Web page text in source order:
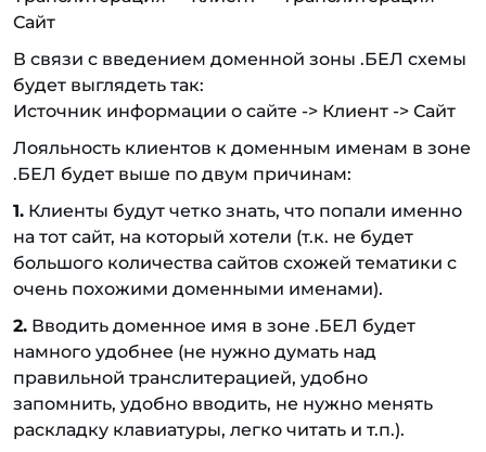
Сайт
В связи с введением доменной зоны .БЕЛ схемы
будет выглядеть так:
Источник информации о сайте -> Клиент -> Сайт
Лояльность клиентов к доменным именам в зоне
.БЕЛ будет выше по двум причинам:
1. Клиенты будут четко знать, что попали именно
на тот сайт, на который хотели (т.к. не будет
большого количества сайтов схожей тематики с
очень похожими доменными именами).
2. Вводить доменное имя в зоне .БЕЛ будет
намного удобнее (не нужно думать над
правильной транслитерацией, удобно
запомнить, удобно вводить, не нужно менять
раскладку клавиатуры, легко читать и т.п.).